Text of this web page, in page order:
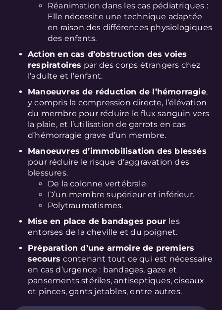
Réanimation dans les cas pédiatriques :
Elle nécessite une technique adaptée
en raison des différences physiologiques
des enfants.
Action en cas d’obstruction des voies
respiratoires par des corps étrangers chez
l’adulte et l’enfant.
Manoeuvres de réduction de l’hémorragie,
y compris la compression directe, l’élévation
du membre pour réduire le flux sanguin vers
la plaie, et l’utilisation de garrots en cas
d’hémorragie grave d’un membre.
Manoeuvres d’immobilisation des blessés
pour réduire le risque d’aggravation des
blessures.
De la colonne vertébrale.
D’un membre supérieur et inférieur.
Polytraumatismes.
Mise en place de bandages pour les
entorses de la cheville et du poignet.
Préparation d’une armoire de premiers
secours contenant tout ce qui est nécessaire
en cas d’urgence : bandages, gaze et
pansements stériles, antiseptiques, ciseaux
et pinces, gants jetables, entre autres.